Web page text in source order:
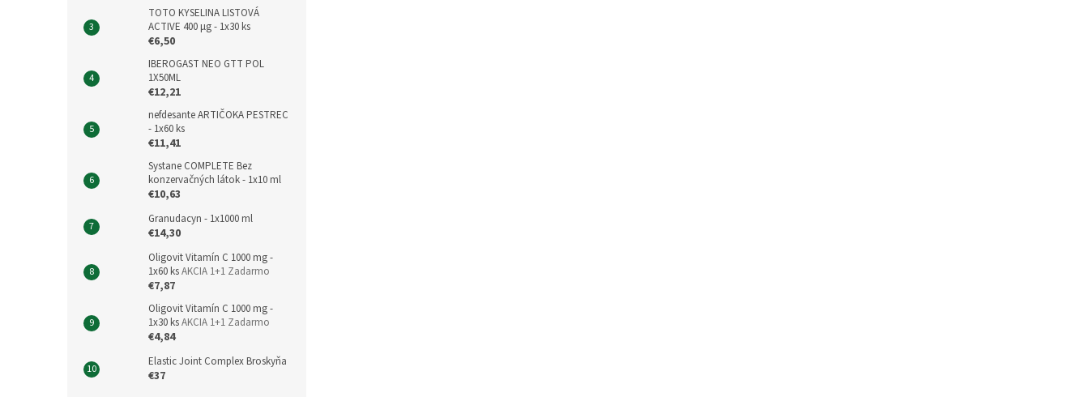
TOTO KYSELINA LISTOVÁ
ACTIVE 400 μg - 1x30 ks
€6,50
IBEROGAST NEO GTT POL
1X50ML
€12,21
nefdesante ARTIČOKA PESTREC
- 1x60 ks
€11,41
Systane COMPLETE Bez
konzervačných látok - 1x10 ml
€10,63
Granudacyn - 1x1000 ml
€14,30
Oligovit Vitamín C 1000 mg -
1x60 ksAKCIA 1+1 Zadarmo
€7,87
Oligovit Vitamín C 1000 mg -
1x30 ksAKCIA 1+1 Zadarmo
€4,84
Elastic Joint Complex Broskyňa
€37